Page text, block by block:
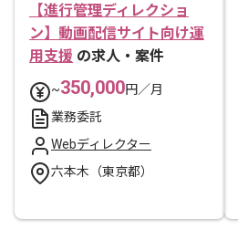
【進行管理ディレクショ
ン】動画配信サイト向け運
用支援 の求人・案件
~350,000円／月
業務委託
Webディレクター
六本木（東京都）